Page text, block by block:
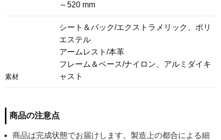
～520 mm
素材
シート＆バック/エクストラメリック、ポリ
エステル
アームレスト/本革
フレーム＆ベース/ナイロン、アルミダイキ
ャスト
商品の注意点
商品は完成状態でお届けします。製造上の都合による細